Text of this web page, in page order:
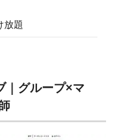
放題
｜グループ×マ